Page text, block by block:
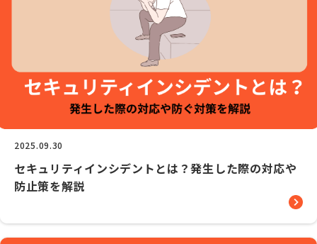
2025.09.30
セキュリティインシデントとは？発生した際の対応や
防止策を解説